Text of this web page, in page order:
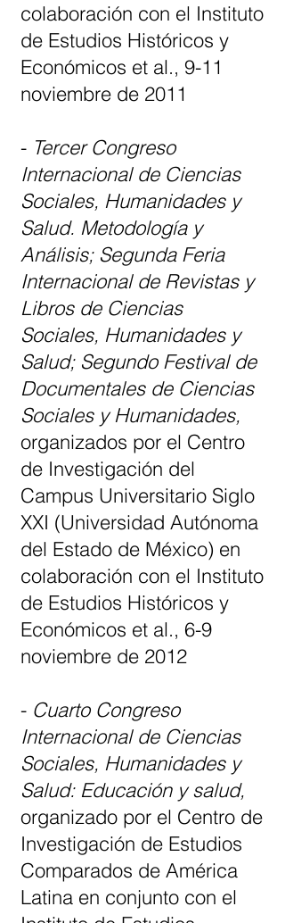
colaboración con el Instituto
de Estudios Históricos y
Económicos et al., 9-11
noviembre de 2011
- Tercer Congreso
Internacional de Ciencias
Sociales, Humanidades y
Salud. Metodología y
Análisis; Segunda Feria
Internacional de Revistas y
Libros de Ciencias
Sociales, Humanidades y
Salud; Segundo Festival de
Documentales de Ciencias
Sociales y Humanidades,
organizados por el Centro
de Investigación del
Campus Universitario Siglo
XXI (Universidad Autónoma
del Estado de México) en
colaboración con el Instituto
de Estudios Históricos y
Económicos et al., 6-9
noviembre de 2012
- Cuarto Congreso
Internacional de Ciencias
Sociales, Humanidades y
Salud: Educación y salud,
organizado por el Centro de
Investigación de Estudios
Comparados de América
Latina en conjunto con el